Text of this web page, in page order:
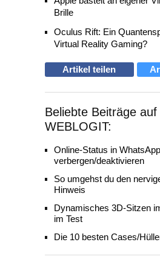
Brille
Oculus Rift: Ein
Virtual Reality Gaming?
Artikel teilen
Beliebte Beiträge auf
WEBLOGIT:
Online-Status in WhatsApp
verbergen/deaktivieren
So umgehst du den
Hinweis
Dynamisches 3D-Sitzen
im Test
Die 10 besten Cases/